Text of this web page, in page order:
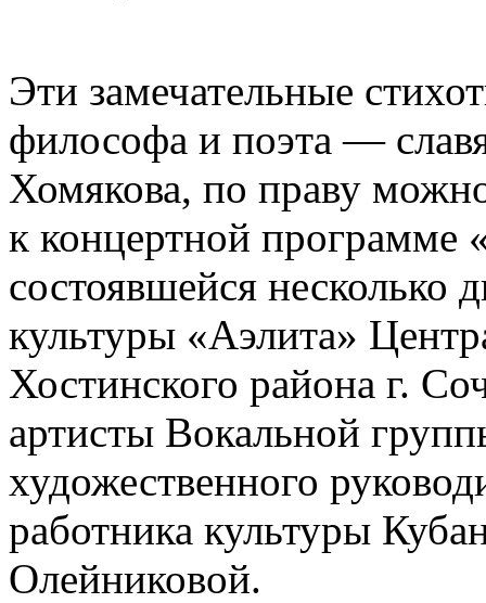
Эти замечательные
философа и поэта —
Хомякова, по праву
к концертной программе
состоявшейся несколько
культуры «Аэлита»
Хостинского района г.
артисты Вокальной
художественного
работника культуры
Олейниковой.